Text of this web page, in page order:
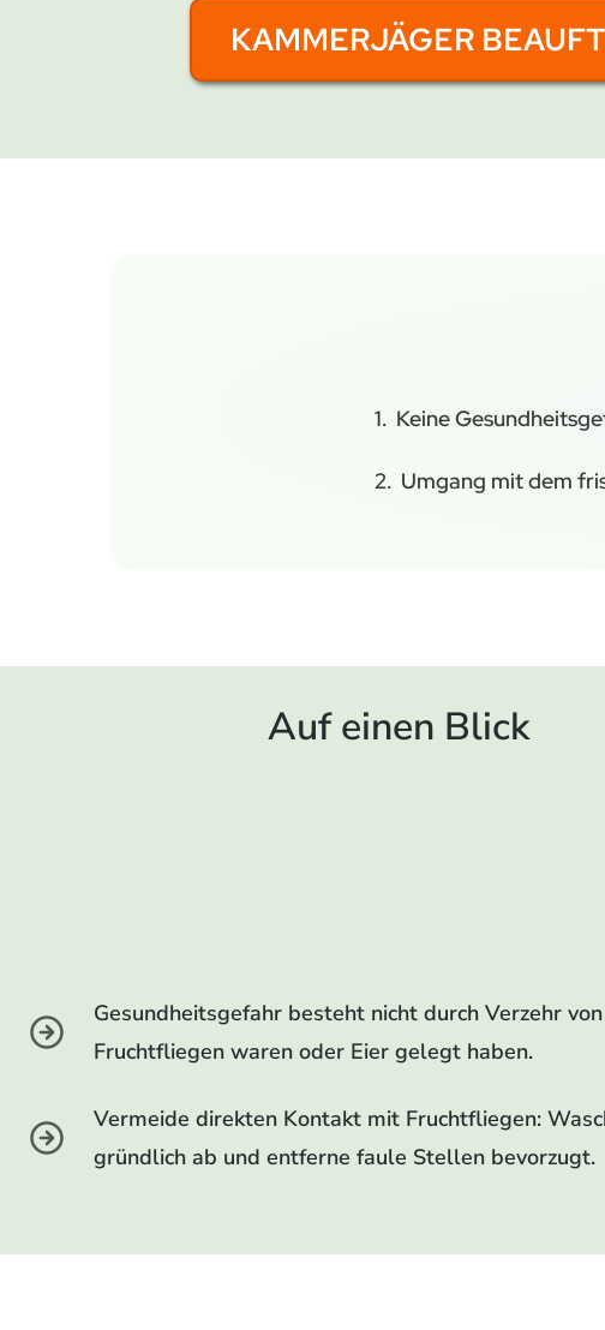
KAMMERJÄGER
Keine
Umgang mit dem
Auf einen Blick
Gesundheitsgefahr besteht nicht durch Verzehr
Fruchtfliegen waren oder Eier gelegt haben.
Vermeide direkten Kontakt mit Fruchtfliegen:
gründlich ab und entferne faule Stellen bevorzugt.